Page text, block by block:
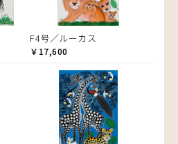
F4号／ルーカス
￥17,600